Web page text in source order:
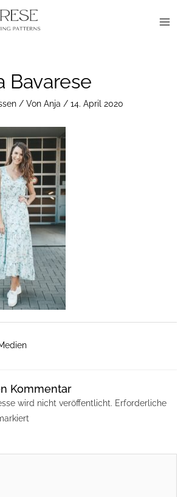
Bavarese
/ Von Anja / 14. April 2020
Kommentar
wird nicht veröffentlicht. Erforderliche